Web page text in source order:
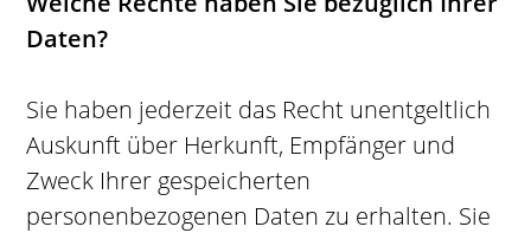
Daten?
Sie haben jederzeit das Recht unentgeltlich
Auskunft über Herkunft, Empfänger und
Zweck Ihrer gespeicherten
personenbezogenen Daten zu erhalten. Sie